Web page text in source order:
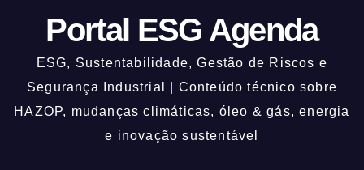
Portal ESG Agenda
ESG, Sustentabilidade, Gestão de Riscos e
Segurança Industrial | Conteúdo técnico sobre
HAZOP, mudanças climáticas, óleo & gás, energia
e inovação sustentável